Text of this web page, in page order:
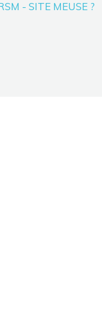
- SITE MEUSE ?